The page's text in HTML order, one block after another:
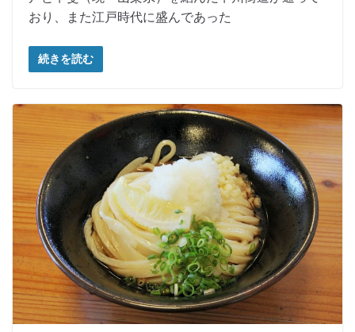
おり、また江戸時代に盛んであった
続きを読む